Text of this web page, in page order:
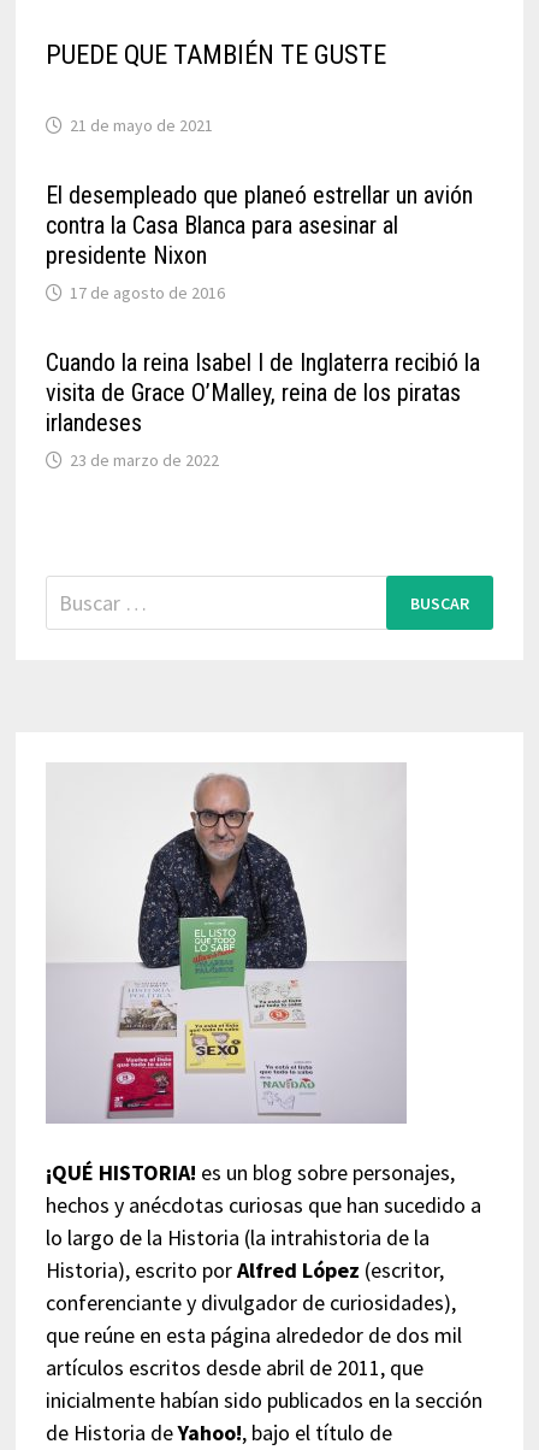
PUEDE QUE TAMBIÉN TE GUSTE
21 de mayo de 2021
El desempleado que planeó estrellar un avión
contra la Casa Blanca para asesinar al
presidente Nixon
17 de agosto de 2016
Cuando la reina Isabel I de Inglaterra recibió la
visita de Grace O’Malley, reina de los piratas
irlandeses
23 de marzo de 2022
Buscar:
¡QUÉ HISTORIA! es un blog sobre personajes,
hechos y anécdotas curiosas que han sucedido a
lo largo de la Historia (la intrahistoria de la
Historia), escrito porAlfred López (escritor,
conferenciante y divulgador de curiosidades),
que reúne en esta página alrededor de dos mil
artículos escritos desde abril de 2011, que
inicialmente habían sido publicados en la sección
de Historia deYahoo!, bajo el título de